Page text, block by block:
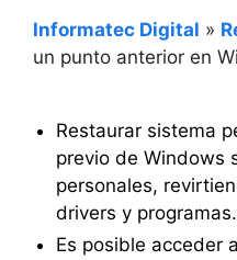
Informatec Digital »
un punto anterior en
Restaurar sistema
previo de Windows
personales,
drivers y programas.
Es posible acceder